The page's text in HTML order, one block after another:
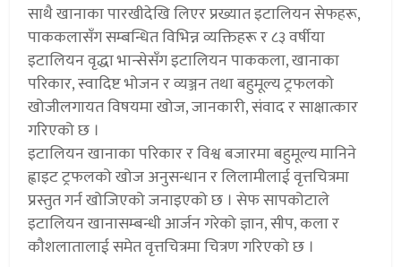
साथै खानाका पारखीदेखि लिएर प्रख्यात इटालियन सेफहरू,
पाककलासँग सम्बन्धित विभिन्न व्यक्तिहरू र ८३ वर्षीया
इटालियन वृद्धा भान्सेसँग इटालियन पाककला, खानाका
परिकार, स्वादिष्ट भोजन र व्यञ्जन तथा बहुमूल्य ट्रफलको
खोजीलगायत विषयमा खोज, जानकारी, संवाद र साक्षात्कार
गरिएको छ ।
इटालियन खानाका परिकार र विश्व बजारमा बहुमूल्य मानिने
ह्वाइट ट्रफलको खोज अनुसन्धान र लिलामीलाई वृत्तचित्रमा
प्रस्तुत गर्न खोजिएको जनाइएको छ । सेफ सापकोटाले
इटालियन खानासम्बन्धी आर्जन गरेको ज्ञान, सीप, कला र
कौशलातालाई समेत वृत्तचित्रमा चित्रण गरिएको छ ।